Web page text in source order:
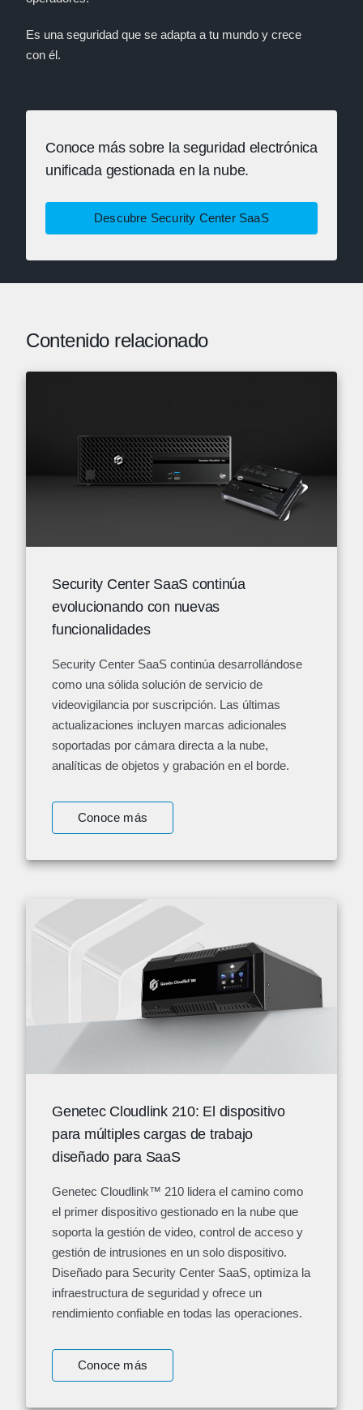
Es una seguridad que se adapta a tu mundo y crece
con él.
Conoce más sobre la seguridad electrónica
unificada gestionada en la nube.
Descubre Security Center SaaS
Contenido relacionado
Security Center SaaS continúa
evolucionando con nuevas
funcionalidades
Security Center SaaS continúa desarrollándose
como una sólida solución de servicio de
videovigilancia por suscripción. Las últimas
actualizaciones incluyen marcas adicionales
soportadas por cámara directa a la nube,
analíticas de objetos y grabación en el borde.
Conoce más
Genetec Cloudlink 210: El dispositivo
para múltiples cargas de trabajo
diseñado para SaaS
Genetec Cloudlink™ 210 lidera el camino como
el primer dispositivo gestionado en la nube que
soporta la gestión de video, control de acceso y
gestión de intrusiones en un solo dispositivo.
Diseñado para Security Center SaaS, optimiza la
infraestructura de seguridad y ofrece un
rendimiento confiable en todas las operaciones.
Conoce más